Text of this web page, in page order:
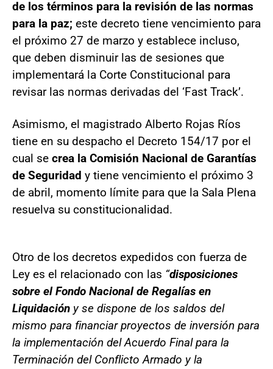
de los términos para la revisión de las normas
para la paz; este decreto tiene vencimiento para
el próximo 27 de marzo y establece incluso,
que deben disminuir las de sesiones que
implementará la Corte Constitucional para
revisar las normas derivadas del ‘Fast Track’.
Asimismo, el magistrado Alberto Rojas Ríos
tiene en su despacho el Decreto 154/17 por el
cual se crea la Comisión Nacional de Garantías
de Seguridad y tiene vencimiento el próximo 3
de abril, momento límite para que la Sala Plena
resuelva su constitucionalidad.
Otro de los decretos expedidos con fuerza de
Ley es el relacionado con las “disposiciones
sobre el Fondo Nacional de Regalías en
Liquidación y se dispone de los saldos del
mismo para financiar proyectos de inversión para
la implementación del Acuerdo Final para la
Terminación del Conflicto Armado y la